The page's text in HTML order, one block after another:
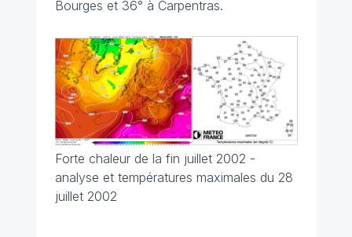
Bourges et 36° à Carpentras.
Forte chaleur de la fin juillet 2002 -
analyse et températures maximales du 28
juillet 2002